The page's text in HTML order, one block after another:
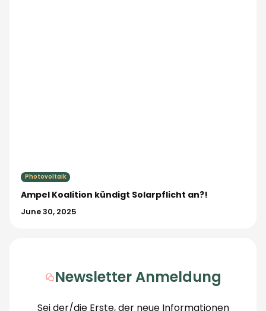
Photovoltaik
Ampel Koalition kündigt Solarpflicht an?!
June 30, 2025
Newsletter Anmeldung
Sei der/die Erste, der neue Informationen